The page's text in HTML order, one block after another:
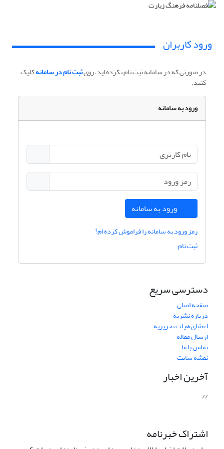
ورود کاربران
در صورتی که در سامانه ثبت نام نکرده اید، رویثبت نام در سامانهکلیک
کنید.
ورود به سامانه
ورود به سامانه
رمز ورود به سامانه را فراموش کرده ام!
ثبت نام
دسترسی سریع
صفحه اصلی
درباره نشریه
اعضای هیات تحریریه
ارسال مقاله
تماس با ما
نقشه سایت
آخرین اخبار
//
اشتراک خبرنامه